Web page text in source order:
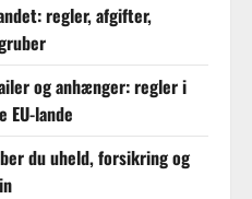
regler, afgifter,
og anhænger: regler i
EU-lande
du uheld, forsikring og